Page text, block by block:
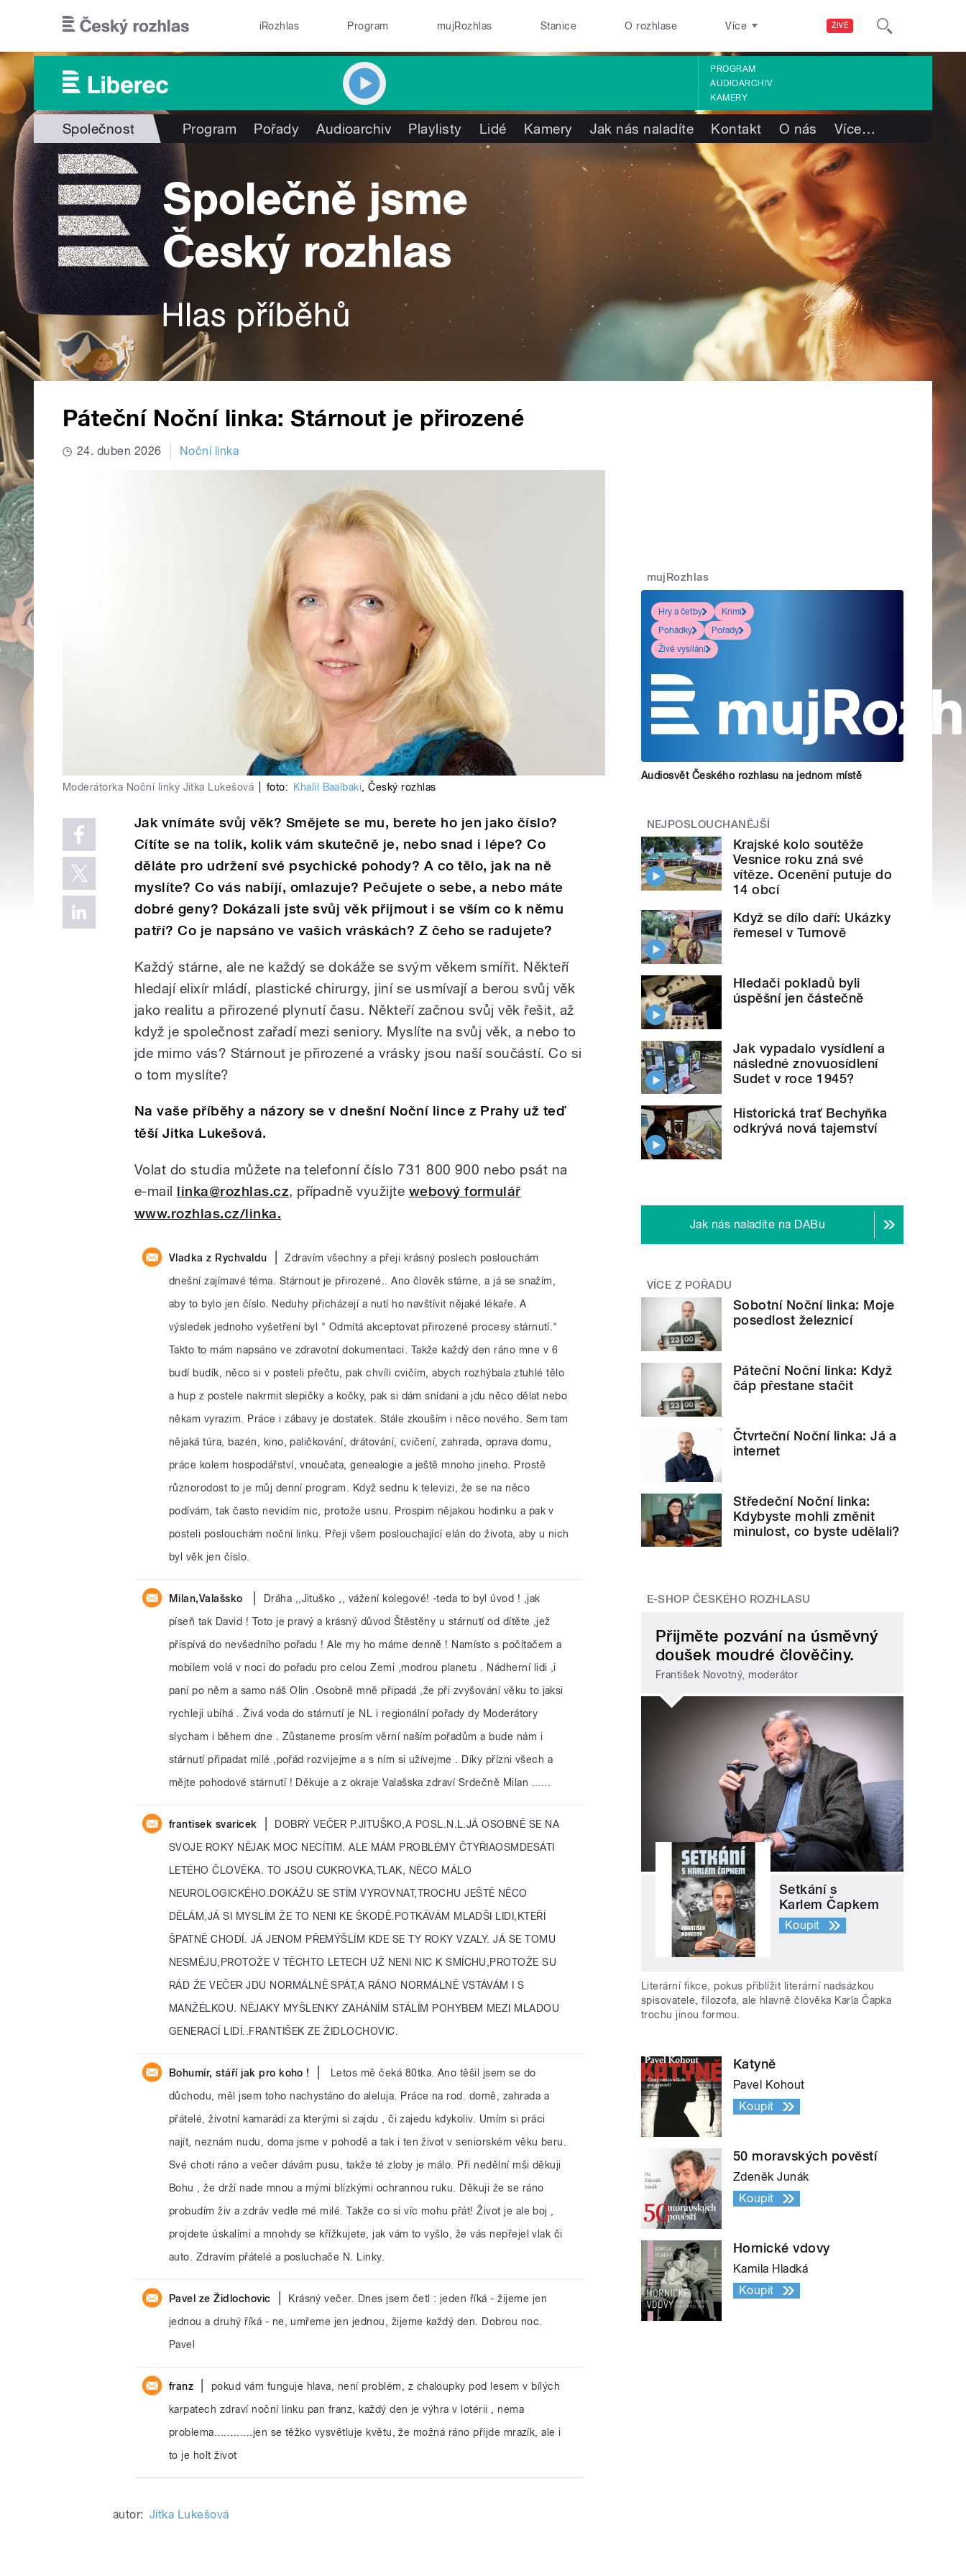
ŽIVĚ
iRozhlas Program mujRozhlas Stanice O rozhlase Více
PROGRAM
AUDIOARCHIV
KAMERY
Společnost Program Pořady Audioarchiv Playlisty Lidé Kamery Jak nás naladíte Kontakt O nás Více…
Páteční Noční linka: Stárnout je přirozené
24. duben 2026 Noční linka
Moderátorka Noční linky Jitka Lukešová foto: Khalil Baalbaki,Český rozhlas
Jak vnímáte svůj věk? Smějete se mu, berete ho jen jako číslo?
Cítíte se na tolik, kolik vám skutečně je, nebo snad i lépe? Co
děláte pro udržení své psychické pohody? A co tělo, jak na ně
myslíte? Co vás nabíjí, omlazuje? Pečujete o sebe, a nebo máte
dobré geny? Dokázali jste svůj věk přijmout i se vším co k němu
patří? Co je napsáno ve vašich vráskách? Z čeho se radujete?
Každý stárne, ale ne každý se dokáže se svým věkem smířit. Někteří
hledají elixír mládí, plastické chirurgy, jiní se usmívají a berou svůj věk
jako realitu a přirozené plynutí času. Někteří začnou svůj věk řešit, až
když je společnost zařadí mezi seniory. Myslíte na svůj věk, a nebo to
jde mimo vás? Stárnout je přirozené a vrásky jsou naší součástí. Co si
o tom myslíte?
Na vaše příběhy a názory se v dnešní Noční lince z Prahy už teď
těší Jitka Lukešová.
Volat do studia můžete na telefonní číslo 731 800 900 nebo psát na
e-mail linka@rozhlas.cz, případně využijte webový formulář
www.rozhlas.cz/linka.
Vladka z Rychvaldu
Zdravím všechny a přeji krásný poslech poslouchám
dnešní zajímavé téma. Stárnout je přirozené.. Ano člověk stárne, a já se snažím,
aby to bylo jen číslo. Neduhy přicházejí a nutí ho navštívit nějaké lékaře. A
výsledek jednoho vyšetření byl " Odmítá akceptovat přirozené procesy stárnutí."
Takto to mám napsáno ve zdravotní dokumentaci. Takže každý den ráno mne v 6
budí budík, něco si v posteli přečtu, pak chvíli cvičím, abych rozhýbala ztuhlé tělo
a hup z postele nakrmit slepičky a kočky, pak si dám snídani a jdu něco dělat nebo
někam vyrazim. Práce i zábavy je dostatek. Stále zkouším i něco nového. Sem tam
nějaká túra, bazén, kino, paličkování, drátování, cvičení, zahrada, oprava domu,
práce kolem hospodářství, vnoučata, genealogie a ještě mnoho jineho. Prostě
různorodost to je můj denní program. Když sednu k televizi, že se na něco
podívám, tak často nevidím nic, protože usnu. Prospim nějakou hodinku a pak v
posteli poslouchám noční linku. Přeji všem poslouchající elán do života, aby u nich
byl věk jen číslo.
Milan,Valašsko
Dráha ,,Jituško ,, vážení kolegové! -teda to byl úvod ! ,jak
píseň tak David ! Toto je pravý a krásný důvod Štěstěny u stárnutí od dítěte ,jež
přispívá do nevšedního pořadu ! Ale my ho máme denně ! Namísto s počítačem a
mobilem volá v noci do pořadu pro celou Zemi ,modrou planetu . Nádherní lidi ,i
paní po něm a samo náš Olin .Osobně mně připadá ,že při zvyšování věku to jaksi
rychleji ubíhá . Živá voda do stárnutí je NL i regionální pořady dy Moderátory
slycham i během dne . Zůstaneme prosím věrní naším pořadům a bude nám i
stárnutí připadat milé ,pořád rozvijejme a s ním si užívejme . Díky přízni všech a
mějte pohodové stárnutí ! Děkuje a z okraje Valašska zdraví Srdečně Milan ......
frantisek svaricek
DOBRÝ VEČER P.JITUŠKO,A POSL.N.L.JÁ OSOBNĚ SE NA
SVOJE ROKY NĚJAK MOC NECÍTIM. ALE MÁM PROBLÉMY ČTYŘIAOSMDESÁTI
LETÉHO ČLOVĚKA. TO JSOU CUKROVKA,TLAK, NĚCO MÁLO
NEUROLOGICKÉHO.DOKÁŽU SE STÍM VYROVNAT,TROCHU JEŠTĚ NĚCO
DĚLÁM,JÁ SI MYSLÍM ŽE TO NENI KE ŠKODĚ.POTKÁVÁM MLADŠI LIDI,KTEŘÍ
ŠPATNĚ CHODÍ. JÁ JENOM PŘEMÝŠLÍM KDE SE TY ROKY VZALY. JÁ SE TOMU
NESMĚJU,PROTOŽE V TĚCHTO LETECH UŽ NENI NIC K SMÍCHU,PROTOŽE SU
RÁD ŽE VEČER JDU NORMÁLNĚ SPÁT,A RÁNO NORMÁLNĚ VSTÁVÁM I S
MANŽÉLKOU. NĚJAKY MYŠLENKY ZAHÁNÍM STÁLÍM POHYBEM MEZI MLADOU
GENERACÍ LIDÍ..FRANTIŠEK ZE ŽIDLOCHOVIC.
Bohumír, stáří jak pro koho !
Letos mě čeká 80tka. Ano těšil jsem se do
důchodu, měl jsem toho nachystáno do aleluja. Práce na rod. domě, zahrada a
přátelé, životní kamarádi za kterými si zajdu , či zajedu kdykoliv. Umím si práci
najít, neznám nudu, doma jsme v pohodě a tak i ten život v seniorském věku beru.
Své choti ráno a večer dávám pusu, takže té zloby je málo. Při nedělní mši děkuji
Bohu , že drží nade mnou a mými blízkými ochrannou ruku. Děkuji že se ráno
probudím živ a zdráv vedle mé milé. Takže co si víc mohu přát! Život je ale boj ,
projdete úskalími a mnohdy se křížkujete, jak vám to vyšlo, že vás nepřejel vlak či
auto. Zdravím přátelé a posluchače N. Linky.
Pavel ze Židlochovic
Krásný večer. Dnes jsem četl : jeden říká - žijeme jen
jednou a druhý říká - ne, umřeme jen jednou, žijeme každý den. Dobrou noc.
Pavel
franz
pokud vám funguje hlava, není problém, z chaloupky pod lesem v bílých
karpatech zdraví noční linku pan franz, každý den je výhra v lotérii , nema
problema............jen se těžko vysvětluje květu, že možná ráno příjde mrazík, ale i
to je holt život
autor: Jitka Lukešová
mujRozhlas
Hry a četby
Krimi
Pohádky
Pořady
Živé vysílání
Audiosvět Českého rozhlasu na jednom místě
NEJPOSLOUCHANĚJŠÍ
Krajské kolo soutěže
Vesnice roku zná své
vítěze. Ocenění putuje do
14 obcí
Když se dílo daří: Ukázky
řemesel v Turnově
Hledači pokladů byli
úspěšní jen částečně
Jak vypadalo vysídlení a
následné znovuosídlení
Sudet v roce 1945?
Historická trať Bechyňka
odkrývá nová tajemství
Jak nás naladíte na DABu
VÍCE Z POŘADU
Sobotní Noční linka: Moje
posedlost železnicí
Páteční Noční linka: Když
čáp přestane stačit
Čtvrteční Noční linka: Já a
internet
Středeční Noční linka:
Kdybyste mohli změnit
minulost, co byste udělali?
E-SHOP ČESKÉHO ROZHLASU
Přijměte pozvání na úsměvný
doušek moudré člověčiny.
František Novotný, moderátor
Setkání s
Karlem Čapkem
Koupit
Literární fikce, pokus přiblížit literární nadsázkou
spisovatele, filozofa, ale hlavně člověka Karla Čapka
trochu jinou formou.
Katyně
Pavel Kohout
Koupit
50 moravských pověstí
Zdeněk Junák
Koupit
Hornické vdovy
Kamila Hladká
Koupit